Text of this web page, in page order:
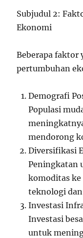
Subjudul 2:
Ekonomi
Beberapa faktor
pertumbuhan
Demografi
Populasi
mendorong
Diversifikasi
Peningkatan
komoditas
teknologi
Investasi
Investasi
untuk